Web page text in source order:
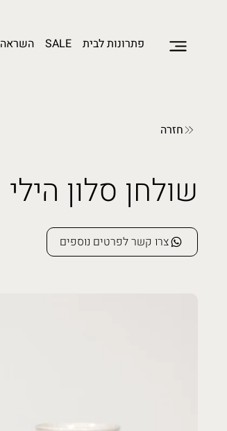
פתרונות לבית SALE השראה
חזרה
שולחן סלון הילי
צרו קשר לפרטים נוספים